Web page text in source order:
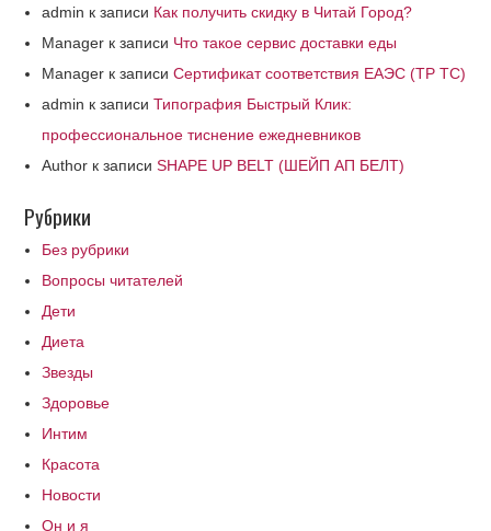
admin к записи Как получить скидку в Читай Город?
Manager к записи Что такое сервис доставки еды
Manager к записиСертификат соответствия ЕАЭС (ТР ТС)
admin к записиТипография Быстрый Клик:
профессиональное тиснение ежедневников
Author к записиSHAPE UP BELT (ШЕЙП АП БЕЛТ)
Рубрики
Без рубрики
Вопросы читателей
Дети
Диета
Звезды
Здоровье
Интим
Красота
Новости
Он и я